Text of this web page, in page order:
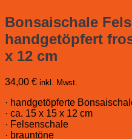
Bonsaischale
handgetöpfert
x 12 cm
34,00 € inkl. Mwst.
· handgetöpferte
· ca. 15 x 15 x 12 cm
· Felsenschale
· brauntöne